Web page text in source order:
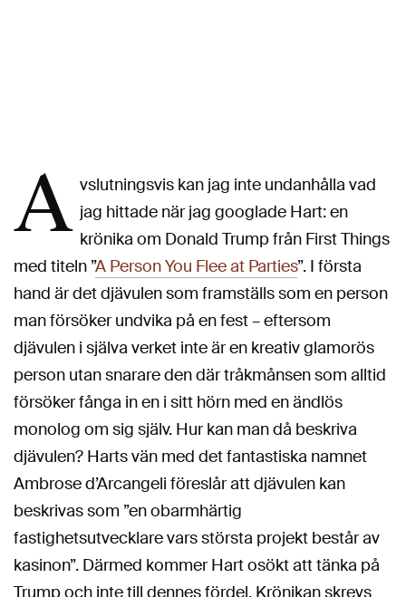
A vslutningsvis kan jag inte undanhålla vad
jag hittade när jag googlade Hart: en
krönika om Donald Trump från First Things
med titeln ”A Person You Flee at Parties”. I första
hand är det djävulen som framställs som en person
man försöker undvika på en fest – eftersom
djävulen i själva verket inte är en kreativ glamorös
person utan snarare den där tråkmånsen som alltid
försöker fånga in en i sitt hörn med en ändlös
monolog om sig själv. Hur kan man då beskriva
djävulen? Harts vän med det fantastiska namnet
Ambrose d’Arcangeli föreslår att djävulen kan
beskrivas som ”en obarmhärtig
fastighetsutvecklare vars största projekt består av
kasinon”. Därmed kommer Hart osökt att tänka på
Trump och inte till dennes fördel. Krönikan skrevs